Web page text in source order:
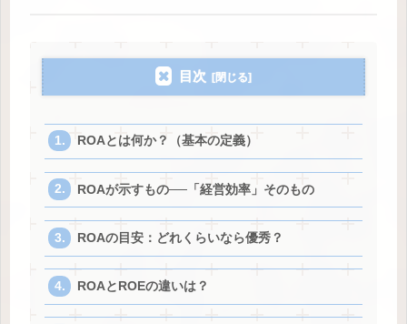
目次
ROAとは何か？（基本の定義）
ROAが示すもの──「経営効率」そのもの
ROAの目安：どれくらいなら優秀？
ROAとROEの違いは？